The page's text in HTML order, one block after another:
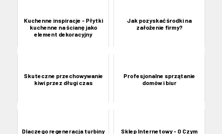
Kuchenne inspiracje - Płytki
kuchenne na ścianę jako
element dekoracyjny
Jak pozyskać środki na
założenie firmy?
Skuteczne przechowywanie
kiwi przez długi czas
Profesjonalne sprzątanie
domów i biur
Dlaczego regeneracja turbiny
Sklep Internetowy - O Czym